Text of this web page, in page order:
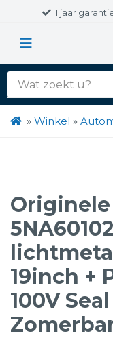
1 jaar
Zoek
naar:
» Winkel »
19inch +
100V